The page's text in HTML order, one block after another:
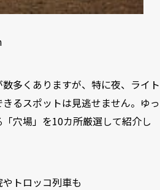
多くありますが、特に夜、ライト
るスポットは見逃せません。ゆっ
穴場」を10カ所厳選して紹介し
トロッコ列車も